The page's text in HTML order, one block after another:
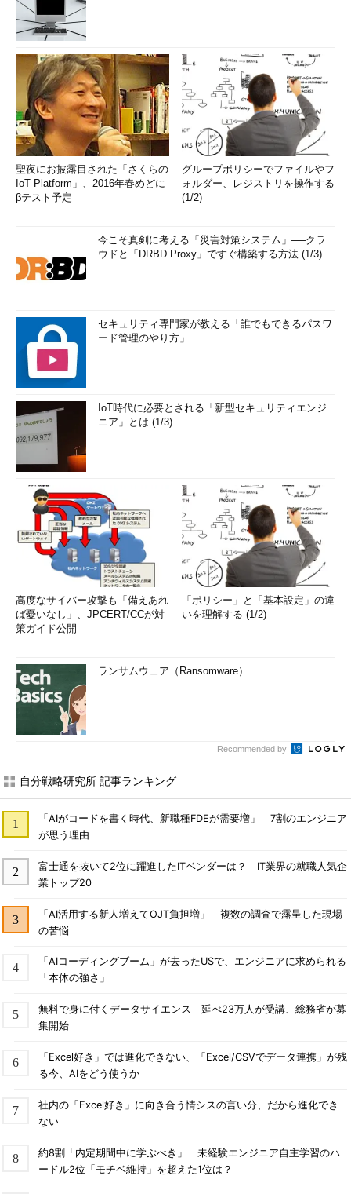
聖夜にお披露目された「さくらの
IoT Platform」、2016年春めどに
βテスト予定
グループポリシーでファイルやフ
ォルダー、レジストリを操作する
(1/2)
今こそ真剣に考える「災害対策システム」──クラ
ウドと「DRBD Proxy」ですぐ構築する方法 (1/3)
セキュリティ専門家が教える「誰でもできるパスワ
ード管理のやり方」
IoT時代に必要とされる「新型セキュリティエンジ
ニア」とは (1/3)
高度なサイバー攻撃も「備えあれ
ば憂いなし」、JPCERT/CCが対
策ガイド公開
「ポリシー」と「基本設定」の違
いを理解する (1/2)
ランサムウェア（Ransomware）
Recommended by
自分戦略研究所 記事ランキング
「AIがコードを書く時代、新職種FDEが需要増」 7割のエンジニア
が思う理由
富士通を抜いて2位に躍進したITベンダーは？ IT業界の就職人気企
業トップ20
「AI活用する新人増えてOJT負担増」 複数の調査で露呈した現場
の苦悩
「AIコーディングブーム」が去ったUSで、エンジニアに求められる
「本体の強さ」
無料で身に付くデータサイエンス 延べ23万人が受講、総務省が募
集開始
「Excel好き」では進化できない、「Excel/CSVでデータ連携」が残
る今、AIをどう使うか
社内の「Excel好き」に向き合う情シスの言い分、だから進化でき
ない
約8割「内定期間中に学ぶべき」 未経験エンジニア自主学習のハ
ードル2位「モチベ維持」を超えた1位は？